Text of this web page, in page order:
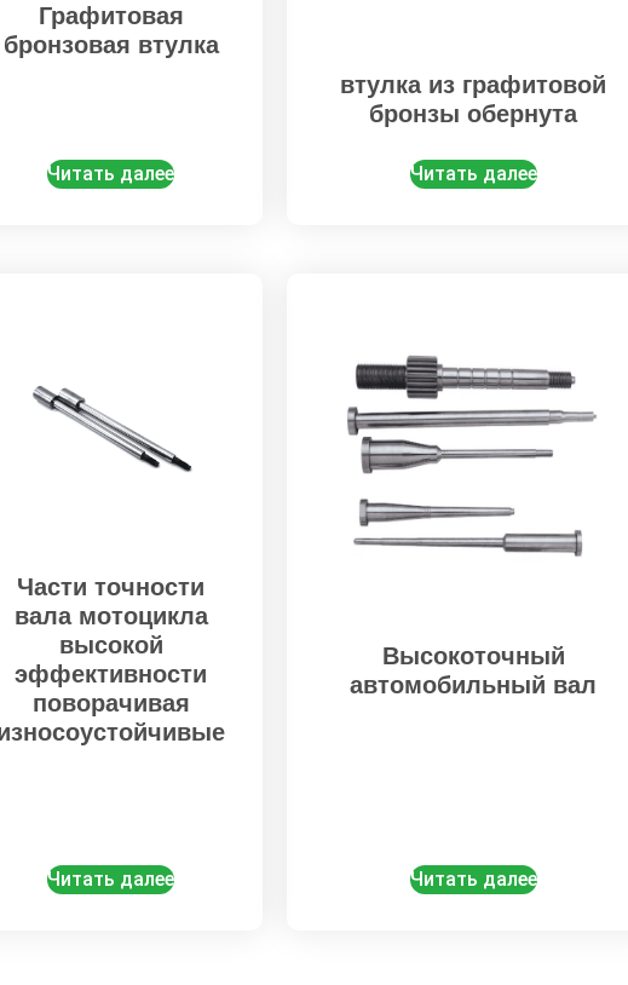
Графитовая
бронзовая втулка
Читать далее
втулка из графитовой
бронзы обернута
Читать далее
Части точности
вала мотоцикла
высокой
эффективности
поворачивая
Читать далее
Высокоточный
автомобильный вал
Читать далее